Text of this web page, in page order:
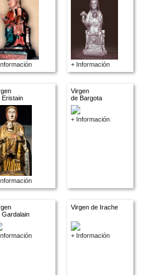
+ Información
Eristain
Virgen
de Bargota
+ Información
Gardalain
Virgen de Irache
+ Información